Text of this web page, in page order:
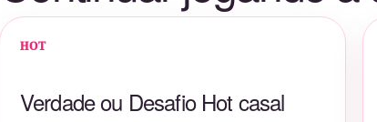
HOT
Verdade ou Desafio Hot casal